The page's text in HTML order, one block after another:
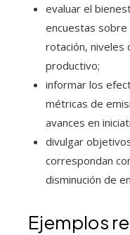
evaluar el
encuestas sobre
rotación, niveles
productivo;
informar los
métricas de
avances en
divulgar
correspondan
disminución de
Ejemplos